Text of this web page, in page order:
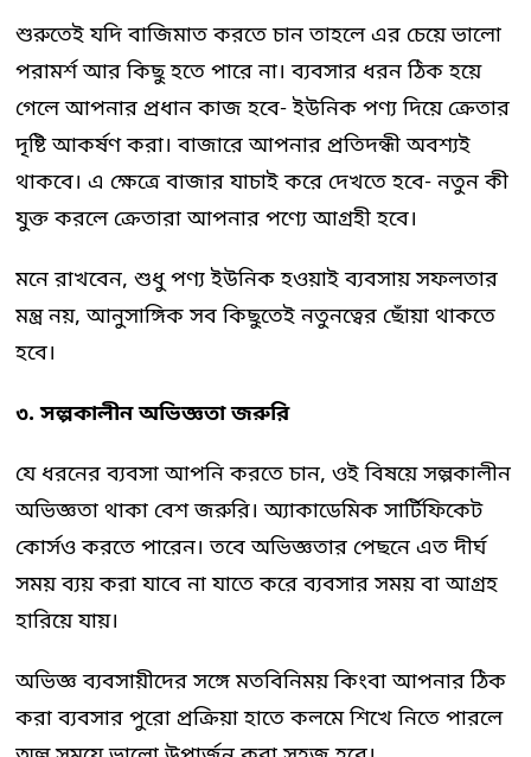
শুরুতেই যদি বাজিমাত করতে চান তাহলে এর চেয়ে ভালো
পরামর্শ আর কিছু হতে পারে না। ব্যবসার ধরন ঠিক হয়ে
গেলে আপনার প্রধান কাজ হবে- ইউনিক পণ্য দিয়ে ক্রেতার
দৃষ্টি আকর্ষণ করা। বাজারে আপনার প্রতিদন্ধী অবশ্যই
থাকবে। এ ক্ষেত্রে বাজার যাচাই করে দেখতে হবে- নতুন কী
যুক্ত করলে ক্রেতারা আপনার পণ্যে আগ্রহী হবে।
মনে রাখবেন, শুধু পণ্য ইউনিক হওয়াই ব্যবসায় সফলতার
মন্ত্র নয়, আনুসাঙ্গিক সব কিছুতেই নতুনত্বের ছোঁয়া থাকতে
হবে।
৩. সল্পকালীন অভিজ্ঞতা জরুরি
যে ধরনের ব্যবসা আপনি করতে চান, ওই বিষয়ে সল্পকালীন
অভিজ্ঞতা থাকা বেশ জরুরি। অ্যাকাডেমিক সার্টিফিকেট
কোর্সও করতে পারেন। তবে অভিজ্ঞতার পেছনে এত দীর্ঘ
সময় ব্যয় করা যাবে না যাতে করে ব্যবসার সময় বা আগ্রহ
হারিয়ে যায়।
অভিজ্ঞ ব্যবসায়ীদের সঙ্গে মতবিনিময় কিংবা আপনার ঠিক
করা ব্যবসার পুরো প্রক্রিয়া হাতে কলমে শিখে নিতে পারলে